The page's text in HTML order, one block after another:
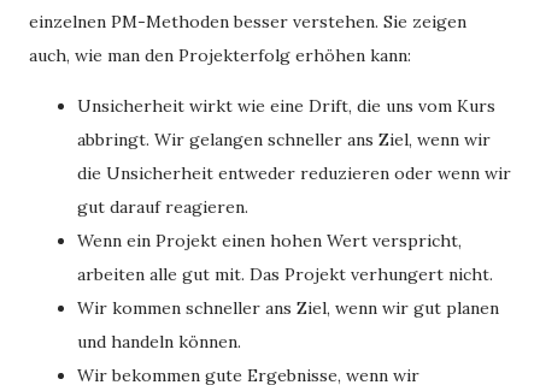
einzelnen PM-Methoden besser verstehen. Sie zeigen
auch, wie man den Projekterfolg erhöhen kann:
Unsicherheit wirkt wie eine Drift, die uns vom Kurs
abbringt. Wir gelangen schneller ans Ziel, wenn wir
die Unsicherheit entweder reduzieren oder wenn wir
gut darauf reagieren.
Wenn ein Projekt einen hohen Wert verspricht,
arbeiten alle gut mit. Das Projekt verhungert nicht.
Wir kommen schneller ans Ziel, wenn wir gut planen
und handeln können.
Wir bekommen gute Ergebnisse, wenn wir